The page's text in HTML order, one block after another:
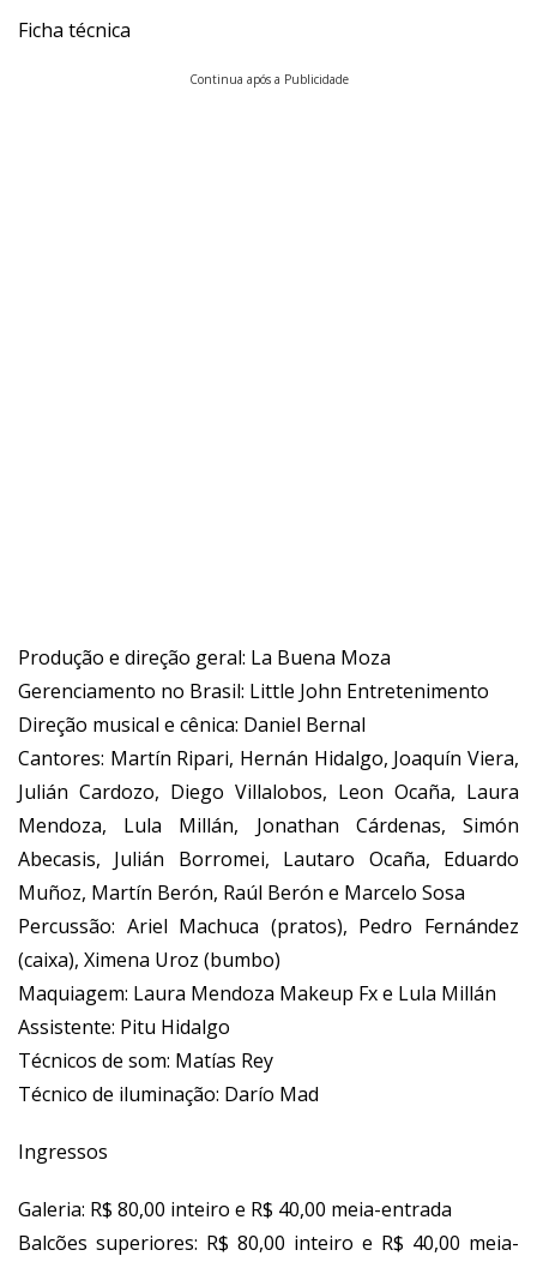
Ficha técnica
Continua após a Publicidade
Produção e direção geral: La Buena Moza
Gerenciamento no Brasil: Little John Entretenimento
Direção musical e cênica: Daniel Bernal
Cantores: Martín Ripari, Hernán Hidalgo, Joaquín Viera,
Julián Cardozo, Diego Villalobos, Leon Ocaña, Laura
Mendoza, Lula Millán, Jonathan Cárdenas, Simón
Abecasis, Julián Borromei, Lautaro Ocaña, Eduardo
Muñoz, Martín Berón, Raúl Berón e Marcelo Sosa
Percussão: Ariel Machuca (pratos), Pedro Fernández
(caixa), Ximena Uroz (bumbo)
Maquiagem: Laura Mendoza Makeup Fx e Lula Millán
Assistente: Pitu Hidalgo
Técnicos de som: Matías Rey
Técnico de iluminação: Darío Mad
Ingressos
Galeria: R$ 80,00 inteiro e R$ 40,00 meia-entrada
Balcões superiores: R$ 80,00 inteiro e R$ 40,00 meia-